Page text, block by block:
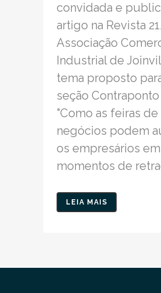
convidada e
artigo na Revista
Associação
Industrial de
tema proposto
seção
"Como as feiras de
negócios podem
os empresários em
momentos de
LEIA MAIS